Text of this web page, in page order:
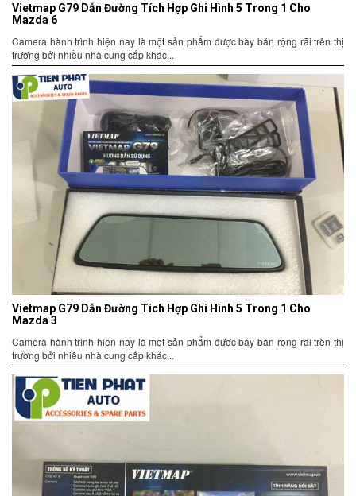
Vietmap G79 Dẫn Đường Tích Hợp Ghi Hình 5 Trong 1 Cho
Mazda 6
Camera hành trình hiện nay là một sản phẩm được bày bán rộng rãi trên thị
trường bởi nhiều nhà cung cấp khác...
Vietmap G79 Dẫn Đường Tích Hợp Ghi Hình 5 Trong 1 Cho
Mazda 3
Camera hành trình hiện nay là một sản phẩm được bày bán rộng rãi trên thị
trường bởi nhiều nhà cung cấp khác...